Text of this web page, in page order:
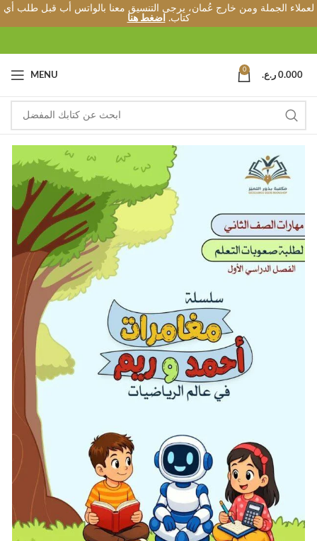
لعملاء الجملة ومن خارج عُمان، يرجى التنسيق معنا بالواتس أب قبل طلب أي
كتاب.
اضغط هنا
MENU
0
0.000 ر.ع.